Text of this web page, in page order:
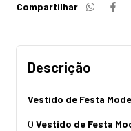
Compartilhar
Descrição
Vestido de Festa
O Vestido de Festa